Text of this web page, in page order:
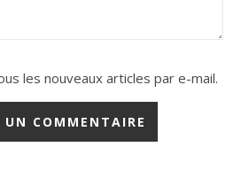
les nouveaux articles par e-mail.